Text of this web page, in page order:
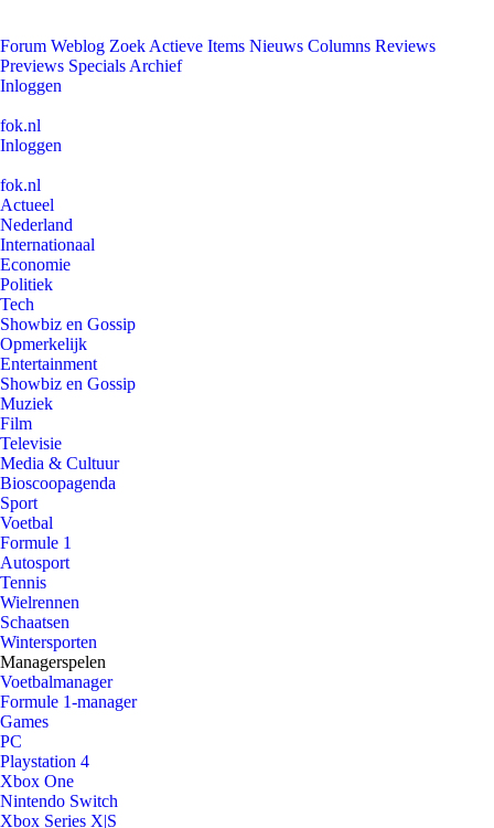
Forum Weblog Zoek Actieve Items Nieuws Columns Reviews
Previews Specials Archief
Inloggen
fok.nl
Inloggen
fok.nl
Actueel
Nederland
Internationaal
Economie
Politiek
Tech
Showbiz en Gossip
Opmerkelijk
Entertainment
Showbiz en Gossip
Muziek
Film
Televisie
Media & Cultuur
Bioscoopagenda
Sport
Voetbal
Formule 1
Autosport
Tennis
Wielrennen
Schaatsen
Wintersporten
Managerspelen
Voetbalmanager
Formule 1-manager
Games
PC
Playstation 4
Xbox One
Nintendo Switch
Xbox Series X|S